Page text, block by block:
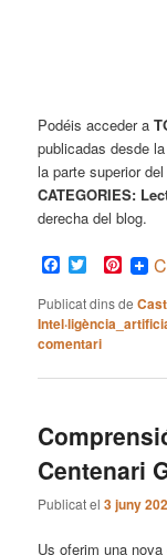
Podéis acceder a
publicadas desde
la parte superior
CATEGORIES:
derecha del blog.
Facebook
Twitter
Publicat dins de
comentari
Centenari
Publicat el3 juny
Us oferim una